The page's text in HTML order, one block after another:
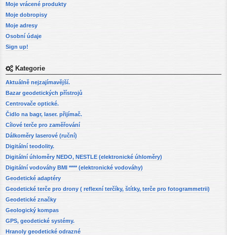
Moje vrácené produkty
Moje dobropisy
Moje adresy
Osobní údaje
Sign up!
Kategorie
Aktuálně nejzajímavější.
Bazar geodetických přístrojů
Centrovače optické.
Čidlo na bagr, laser. přijímač.
Cílové terče pro zaměřování
Dálkoměry laserové (ruční)
Digitální teodolity.
Digitální úhloměry NEDO, NESTLE (elektronické úhloměry)
Digitální vodováhy BMI **** (elektronické vodováhy)
Geodetické adaptéry
Geodetické terče pro drony ( reflexní terčíky, štítky, terče pro fotogrammetrii)
Geodetické značky
Geologický kompas
GPS, geodetické systémy.
Hranoly geodetické odrazné